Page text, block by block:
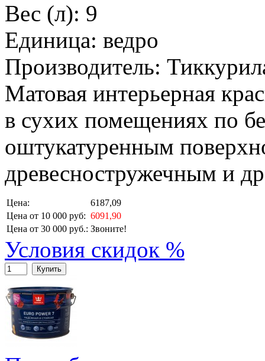
Вес (л): 9
Единица: ведро
Производитель:
Матовая интерьерная
в сухих помещениях по
оштукатуренным
древесностружечным и
Цена:
6187,09
Цена от 10 000 руб: 6091,90
Цена от 30 000 руб.: Звоните!
Условия скидок %
Купить